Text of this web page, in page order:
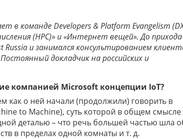
в команде Developers & Platform Evangelism
(HPC)» и «Интернет вещей». До
Russia и занимался консультированием
докладчик на российских и
компанией Microsoft концепции IoT?
как о ней начали (продолжили) говорить в
to Machine), суть которой в общем смысле
деталью – что речь большей частью шла
в пределах одной комнаты и т. д.